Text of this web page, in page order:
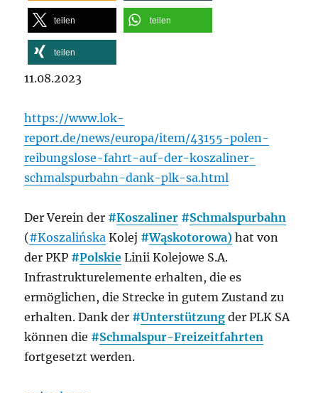
teilen teilen
teilen
11.08.2023
https://www.lok-
report.de/news/europa/item/43155-polen-
reibungslose-fahrt-auf-der-koszaliner-
schmalspurbahn-dank-plk-sa.html
Der Verein der #Koszaliner #Schmalspurbahn
(#Koszalińska Kolej #Wąskotorowa) hat von
der PKP #Polskie Linii Kolejowe S.A.
Infrastrukturelemente erhalten, die es
ermöglichen, die Strecke in gutem Zustand zu
erhalten. Dank der #Unterstützung der PLK SA
können die #Schmalspur-Freizeitfahrten
fortgesetzt werden.